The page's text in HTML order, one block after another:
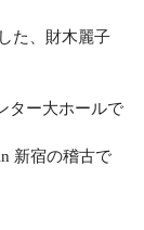
た、財木麗子
ター大ホールで
新宿の稽古で